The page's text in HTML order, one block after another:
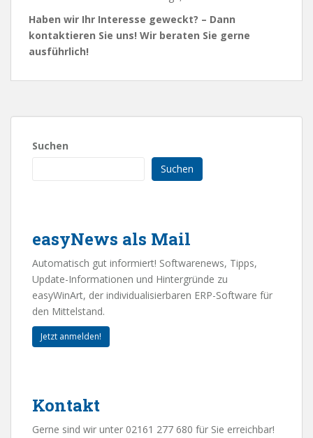
Haben wir Ihr Interesse geweckt? – Dann
kontaktieren Sie uns! Wir beraten Sie gerne
ausführlich!
Suchen
Suchen
easyNews als Mail
Automatisch gut informiert! Softwarenews, Tipps,
Update-Informationen und Hintergründe zu
easyWinArt, der individualisierbaren ERP-Software für
den Mittelstand.
Jetzt anmelden!
Kontakt
Gerne sind wir unter 02161 277 680 für Sie erreichbar!